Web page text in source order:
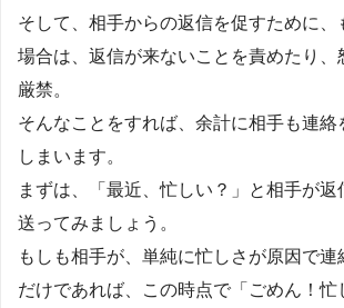
そして、相手からの返信を促すために、
場合は、返信が来ないことを責めたり、
厳禁。
そんなことをすれば、余計に相手も連絡
しまいます。
まずは、「最近、忙しい？」と相手が返
送ってみましょう。
もしも相手が、単純に忙しさが原因で連
だけであれば、この時点で「ごめん！忙